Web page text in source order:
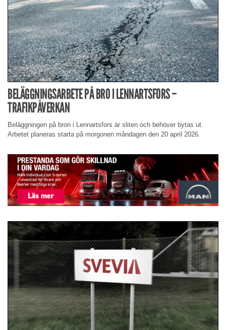
BELÄGGNINGSARBETE PÅ BRO I LENNARTSFORS –
TRAFIKPÅVERKAN
Beläggningen på bron i Lennartsfors är sliten och behöver bytas ut.
Arbetet planeras starta på morgonen måndagen den 20 april 2026.